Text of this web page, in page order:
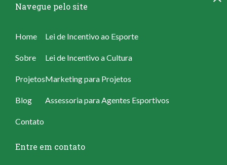
Navegue pelo site
Home
Sobre
Projetos
Blog
Contato
Lei de Incentivo ao Esporte
Lei de Incentivo a Cultura
Marketing para Projetos
Assessoria para Agentes Esportivos
Entre em contato